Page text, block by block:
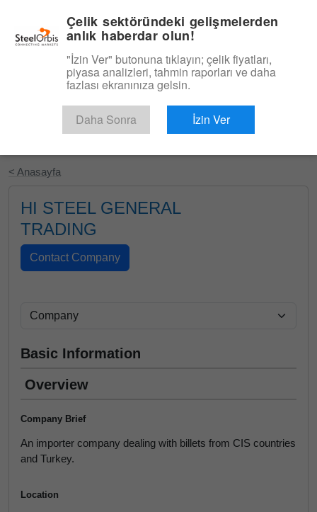
Ücretsiz Deneyin
< Anasayfa
HI STEEL GENERAL
TRADING
Basic Information
Overview
Company Brief
An importer company dealing with billets from CIS countries
and Turkey.
Location
Çelik sektöründeki gelişmelerden
anlık haberdar olun!
"İzin Ver" butonuna tıklayın; çelik fiyatları,
piyasa analizleri, tahmin raporları ve daha
fazlası ekranınıza gelsin.
Daha Sonra İzin Ver